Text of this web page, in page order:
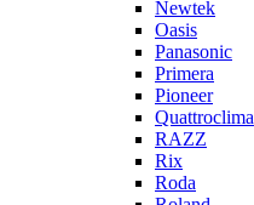
Newtek
Oasis
Panasonic
Primera
Pioneer
Quattroclima
RAZZ
Rix
Roda